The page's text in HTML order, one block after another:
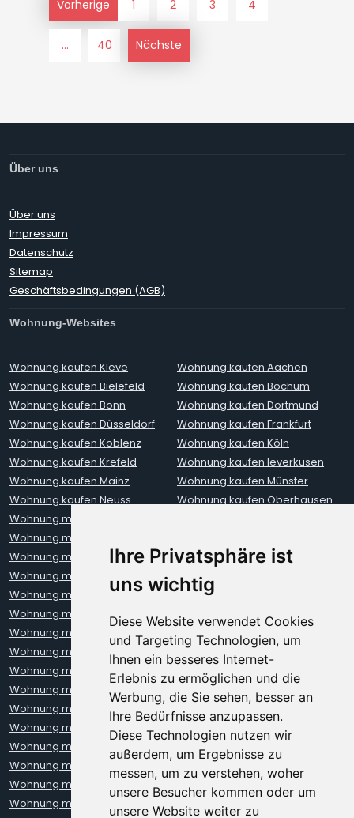
Ihre Privatsphäre ist
uns wichtig
Diese Website verwendet Cookies
und Targeting Technologien, um
Ihnen ein besseres Internet-
Erlebnis zu ermöglichen und die
Werbung, die Sie sehen, besser an
Ihre Bedürfnisse anzupassen.
Diese Technologien nutzen wir
außerdem, um Ergebnisse zu
messen, um zu verstehen, woher
unsere Besucher kommen oder um
unsere Website weiter zu
Vorherige 1 2 3 4
... 40 Nächste
Über uns
Über uns
Impressum
Datenschutz
Sitemap
Geschäftsbedingungen (AGB)
Wohnung-Websites
Wohnung kaufen Kleve
Wohnung kaufen Aachen
Wohnung kaufen Bielefeld
Wohnung kaufen Bochum
Wohnung kaufen Bonn
Wohnung kaufen Dortmund
Wohnung kaufen Düsseldorf
Wohnung kaufen Frankfurt
Wohnung kaufen Koblenz
Wohnung kaufen Köln
Wohnung kaufen Krefeld
Wohnung kaufen leverkusen
Wohnung kaufen Mainz
Wohnung kaufen Münster
Wohnung kaufen Neuss
Wohnung kaufen Oberhausen
Wohnung mieten Aachen
Wohnung mieten Berlin
Wohnung mieten Bochum
Wohnung mieten Bonn
Wohnung mieten Bremen
Wohnung mieten Darmstadt
Wohnung mieten Dresden
Wohnung mieten Düsseldorf
Wohnung mieten Erfurt
Wohnung mieten Frankfurt
Wohnung mieten Freiburg
Wohnung mieten Hamburg
Wohnung mieten Hannover
Wohnung mieten Heidelberg
Wohnung mieten Karlsruhe
Wohnung mieten Kiel
Wohnung mieten Kleve
Wohnung mieten Koblenz
Wohnung mieten Köln
Wohnung mieten Krefeld
Wohnung mieten Leipzig
Wohnung mieten Leverkusen
Wohnung mieten Lübeck
Wohnung mieten Mainz
Wohnung mieten Mannheim
Wohnung mieten München
Wohnung mieten Münster
Wohnung mieten Neuss
Wohnung mieten Nürnberg
Wohnung mieten Oberhausen